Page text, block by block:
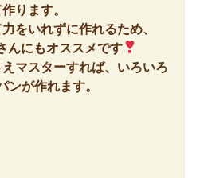
ります。
をいれずに作れるため、
んにもオススメです
マスターすれば、いろいろ
ンが作れます。